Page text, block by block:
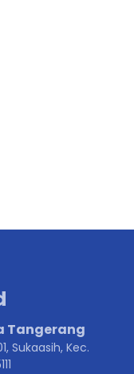
Tangerang
Sukaasih, Kec.